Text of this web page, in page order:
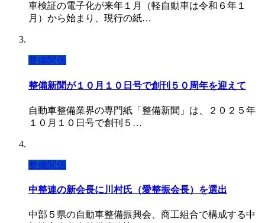
車検証の電子化が来年１月（軽自動車は令和６年１
月）から始まり、現行の紙…
整備関係
整備新聞が１０月１０日号で創刊５０周年を迎えて
自動車整備業界の専門紙「整備新聞」は、２０２５年
１０月１０日号で創刊５…
整備関係
中整連の新会長に川村氏（愛整振会長）を選出
中部５県の自動車整備振興会、商工組合で構成する中